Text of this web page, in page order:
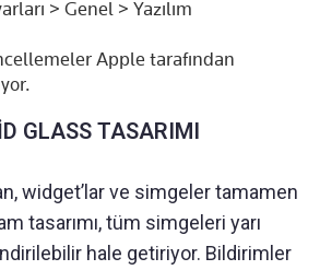
> Genel > Yazılım
Apple tarafından
GLASS TASARIMI
widget’lar ve simgeler tamamen
tasarımı, tüm simgeleri yarı
hale getiriyor. Bildirimler